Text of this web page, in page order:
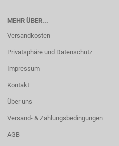
MEHR ÜBER...
Versandkosten
Privatsphäre und Datenschutz
Impressum
Kontakt
Über uns
Versand- & Zahlungsbedingungen
AGB